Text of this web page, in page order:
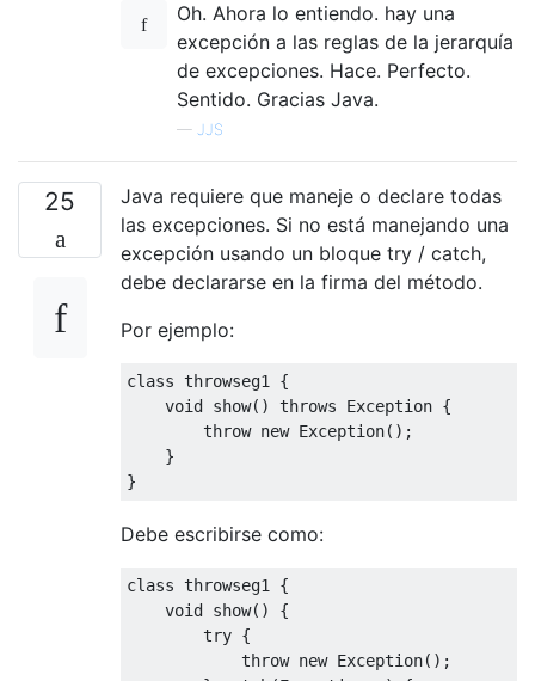
Oh. Ahora lo entiendo. hay una
excepción a las reglas de la jerarquía
de excepciones. Hace. Perfecto.
Sentido. Gracias Java.
— JJS
25
Java requiere que maneje o declare todas
las excepciones. Si no está manejando una
excepción usando un bloque try / catch,
debe declararse en la firma del método.
Por ejemplo:
class throwseg1 {
void
show() throws Exception {
throw new Exception();
}
}
Debe escribirse como:
class throwseg1 {
void
show()
{
try {
throw new Exception();